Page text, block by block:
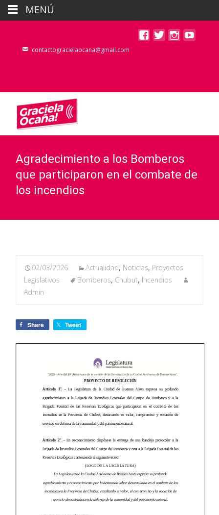
contactogracielaocana@gmail.com
Agradecimiento a los Bomberos
que participaron en el combate de
los incendios
02/03/2026 Actualidad, Noticias, Proyectos
Legislativos
Bomberos, Chubut, Incendios
Admin
Share Tweet
MENÚ